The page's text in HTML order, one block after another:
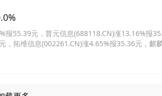
55.39元，普元信息(688118.CN)涨13.16%报
拓维信息(002261.CN)涨4.65%报35.36元，麒